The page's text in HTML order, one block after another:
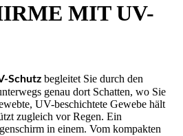
MIT UV-
Schutz begleitet Sie durch den
genau dort Schatten, wo Sie
UV-beschichtete Gewebe hält
zugleich vor Regen. Ein
in einem. Vom kompakten